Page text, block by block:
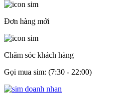
Đơn hàng mới
Chăm sóc khách hàng
Gọi mua sim: (7:30 - 22:00)